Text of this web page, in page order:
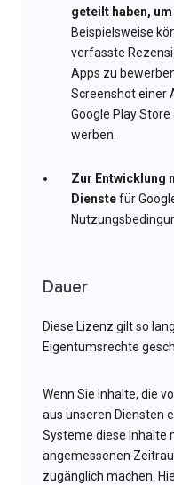
geteilt haben,
Beispielsweise
verfasste
Apps zu
Screenshot einer
Google Play
werben.
Zur Entwicklung
Dienstefür
Dauer
Diese Lizenz gilt so
Eigentumsrechte
Wenn Sie Inhalte, die
aus unseren Diensten
Systeme diese Inhalte
angemessenen
zugänglich machen.